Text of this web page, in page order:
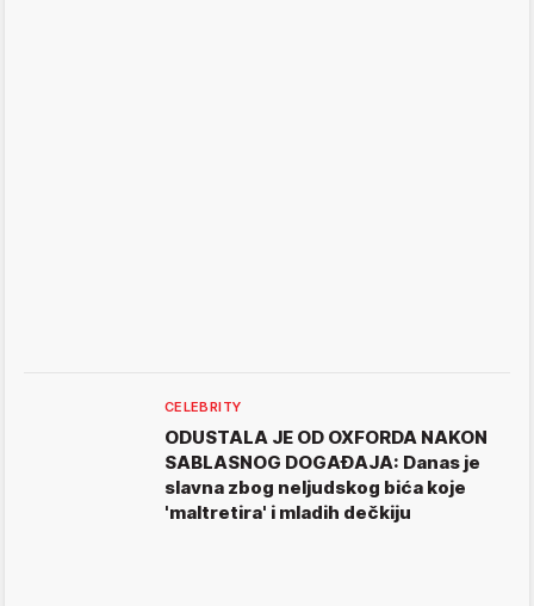
CELEBRITY
ODUSTALA JE OD OXFORDA NAKON
SABLASNOG DOGAĐAJA: Danas je
slavna zbog neljudskog bića koje
'maltretira' i mladih dečkiju